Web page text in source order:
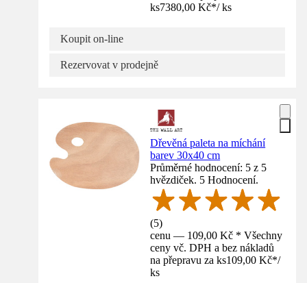
ks7380,00 Kč*/ ks
Koupit on-line
Rezervovat v prodejně
Dřevěná paleta na míchání
barev 30x40 cm
Průměrné hodnocení: 5 z 5
hvězdiček. 5 Hodnocení.
(5)
cenu — 109,00 Kč * Všechny
ceny vč. DPH a bez nákladů
na přepravu za ks109,00 Kč*/
ks